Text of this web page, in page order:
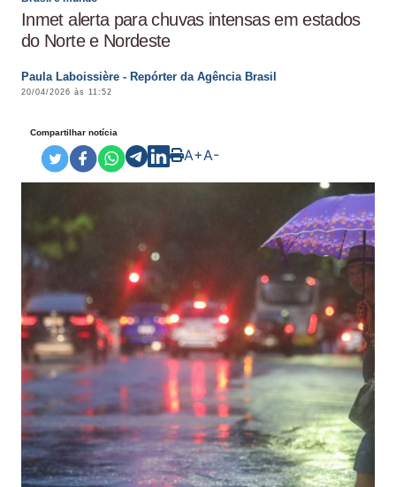
Inmet alerta para chuvas intensas em estados
do Norte e Nordeste
Paula Laboissière - Repórter da Agência Brasil
20/04/2026 às 11:52
Compartilhar notícia
A+A-